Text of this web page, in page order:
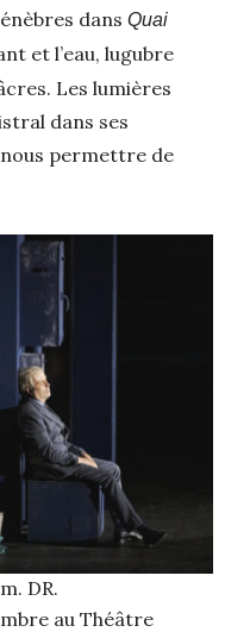
dans Quai
et l’eau, lugubre
Les lumières
dans ses
permettre de
DR.
au Théâtre